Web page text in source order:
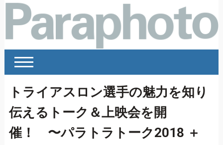
トライアスロン選手の魅力を知り
伝えるトーク＆上映会を開
催！ 〜パラトラトーク2018 ＋